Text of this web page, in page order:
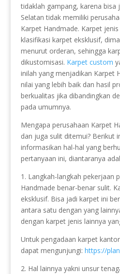
tidaklah gampang, karena bisa
Selatan tidak memiliki
Karpet Handmade. Karpet
klasifikasi karpet eksklusif,
menurut orderan, sehingga
dikustomisasi. Karpet custom
inilah yang menjadikan Karpet
nilai yang lebih baik dan hasil
berkualitas jika dibandingkan
pada umumnya.
Mengapa perusahaan Karpet
dan juga sulit ditemui? Berikut
informasikan hal-hal yang
pertanyaan ini, diantaranya
1. Langkah-langkah pekerjaan
Handmade benar-benar sulit.
eksklusif. Bisa jadi karpet ini
antara satu dengan yang
dengan karpet jenis lainnya
Untuk pengadaan karpet
dapat mengunjungi: https://
2. Hal lainnya yakni unsur